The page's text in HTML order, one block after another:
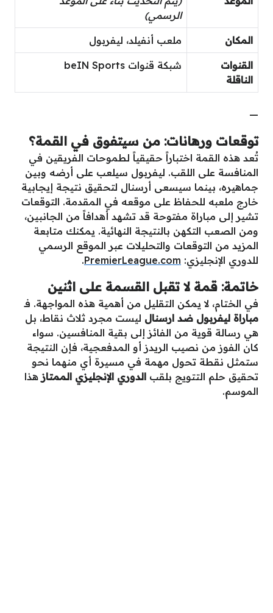
الرسمي)
المكان ملعب أنفيلد، ليفربول
القنوات
الناقلة
شبكة قنوات beIN Sports
—
توقعات ورهانات: من سيتفوق في القمة؟
تُعد هذه القمة اختباراً حقيقياً لطموحات الفريقين في
المنافسة على اللقب. ليفربول سيلعب على أرضه وبين
جماهيره، بينما سيسعى أرسنال لتحقيق نتيجة إيجابية
خارج ملعبه للحفاظ على موقعه في المقدمة. التوقعات
تشير إلى مباراة مفتوحة قد تشهد أهدافاً من الجانبين،
ومن الصعب التكهن بالنتيجة النهائية. يمكنك متابعة
المزيد من التوقعات والتحليلات عبر الموقع الرسمي
للدوري الإنجليزي: PremierLeague.com
.
خاتمة: قمة لا تقبل القسمة على اثنين
في الختام، لا يمكن التقليل من أهمية هذه المواجهة. فـ
مباراة ليفربول ضد ارسنال ليست مجرد ثلاث نقاط، بل
هي رسالة قوية من الفائز إلى بقية المنافسين. سواء
كان الفوز من نصيب الريدز أو المدفعجية، فإن النتيجة
ستمثل نقطة تحول مهمة في مسيرة أي منهما نحو
تحقيق حلم التتويج بلقب الدوري الإنجليزي الممتاز هذا
الموسم.